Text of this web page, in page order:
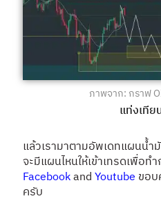
ภาพจาก: กราฟ
แท่งเทีย
แล้วเรามาตามอัพเดทแผนน้ำ
จะมีแผนไหนให้เข้าเทรดเพื่อท
FacebookandYoutube ขอ
ครับ